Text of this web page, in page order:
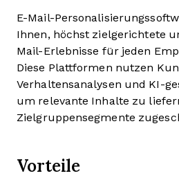
E-Mail-
Ihnen, höchst zielgerichtete
Mail-Erlebnisse für jeden
Diese Plattformen nutzen
Verhaltensanalysen und KI-
um relevante Inhalte zu
Zielgruppensegmente
Vorteile